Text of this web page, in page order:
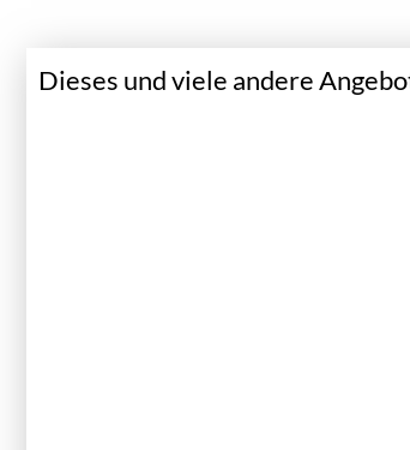
Dieses und viele andere